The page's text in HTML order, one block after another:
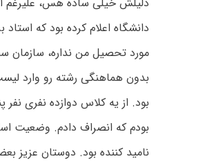
دانشگاه اعلام کرده بود که استاد
مورد تحصیل من نداره،
بدون هماهنگی رشته رو وارد
بود. از یه کلاس دوازده نفری نفر
بودم که انصراف دادم. وضعیت
نامید کننده بود. دوستان عزیز